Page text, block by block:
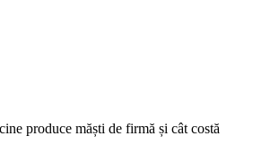
produce măști de firmă și cât costă